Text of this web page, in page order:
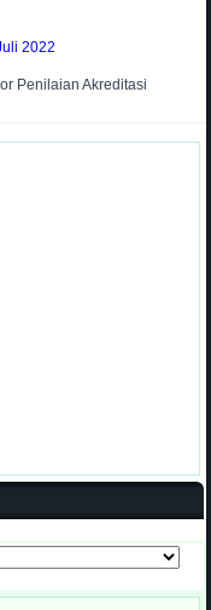
2022
Penilaian Akreditasi